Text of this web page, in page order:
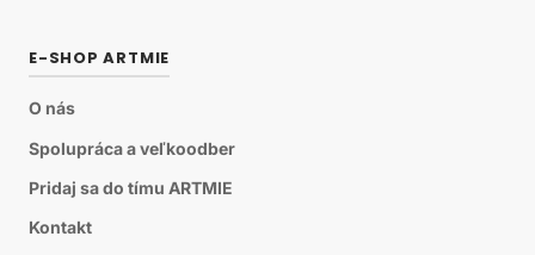
E-SHOP ARTMIE
O nás
Spolupráca a veľkoodber
Pridaj sa do tímu ARTMIE
Kontakt